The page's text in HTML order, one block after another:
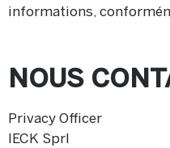
informations,
NOUS
Privacy Officer
IECK Sprl